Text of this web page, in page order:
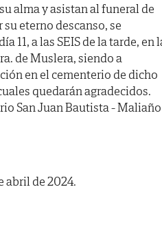
alma y asistan al funeral de
eterno descanso, se
11, a las SEIS de la tarde, en
de Muslera, siendo a
en el cementerio de dicho
quedarán agradecidos.
San Juan Bautista - Maliaño
abril de 2024.